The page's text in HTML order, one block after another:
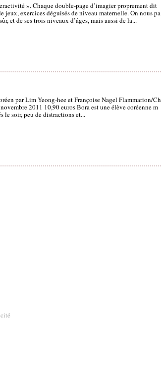
». Chaque double-page d’imagier proprement dit
jeux, exercices déguisés de niveau maternelle. On nous pa
et de ses trois niveaux d’âges, mais aussi de la...
par Lim Yeong-hee et Françoise Nagel Flammarion/Ch
2011 10,90 euros Bora est une élève coréenne m
le soir, peu de distractions et...